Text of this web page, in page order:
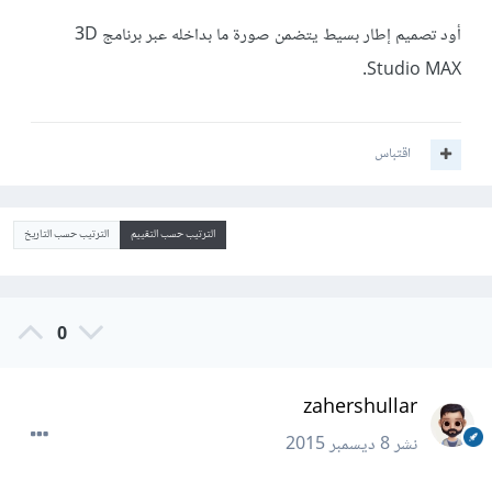
أود تصميم إطار بسيط يتضمن صورة ما بداخله عبر برنامج 3D
Studio MAX.
اقتباس
الترتيب حسب التقييم الترتيب حسب التاريخ
0
zahershullar
نشر8 ديسمبر 2015